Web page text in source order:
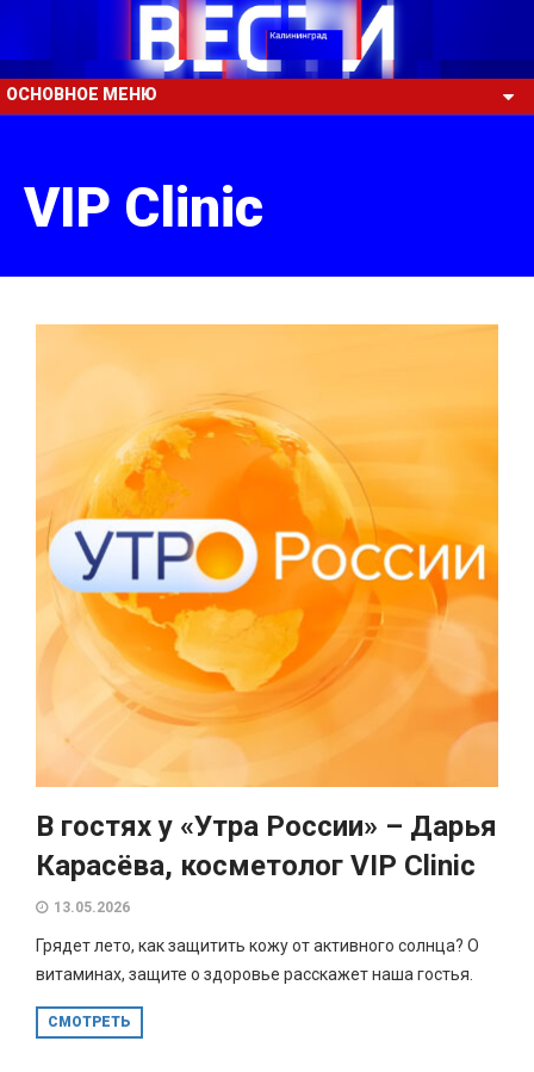
ОСНОВНОЕ МЕНЮ
VIP Clinic
В гостях у «Утра России» – Дарья
Карасёва, косметолог VIP Clinic
13.05.2026
Грядет лето, как защитить кожу от активного солнца? О
витаминах, защите о здоровье расскажет наша гостья.
СМОТРЕТЬ